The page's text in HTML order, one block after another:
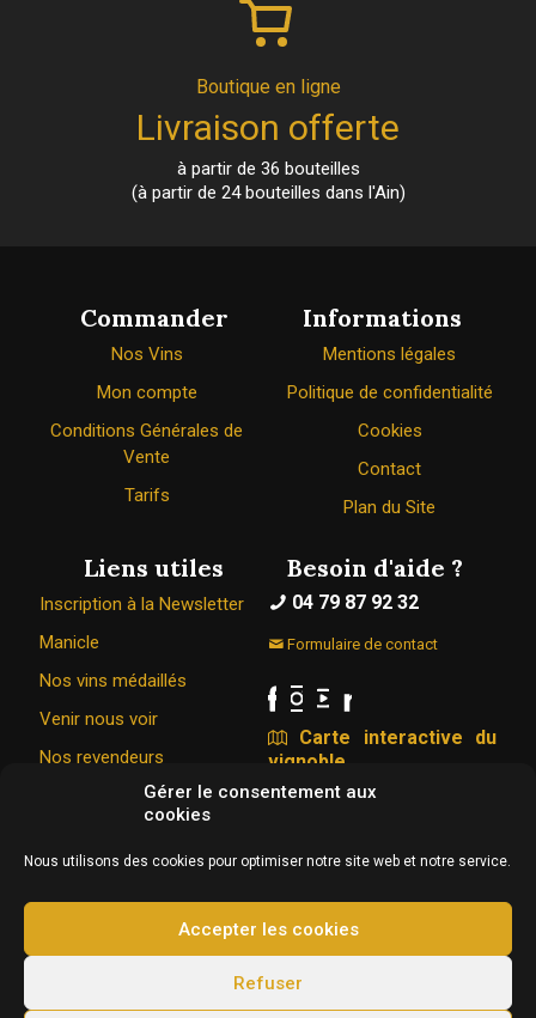
Gérer le consentement aux
cookies
Nous utilisons des cookies pour optimiser notre site web et notre service.
Accepter les cookies
Refuser
Boutique en ligne
Livraison offerte
à partir de 36 bouteilles
(à partir de 24 bouteilles dans l'Ain)
Commander
Nos Vins
Mon compte
Conditions Générales de
Vente
Tarifs
Informations
Mentions légales
Politique de confidentialité
Cookies
Contact
Plan du Site
Liens utiles
Inscription à la Newsletter
Manicle
Nos vins médaillés
Venir nous voir
Nos revendeurs
Besoin d'aide ?
04 79 87 92 32
Formulaire de contact
Carte interactive du
vignoble
Le Caveau Bugiste © 1967 - 2026
326 Rue de la vigne du bois 01350 VONGNES
Conception & hébergement : Agence Web Adventury
consommer avec modération.